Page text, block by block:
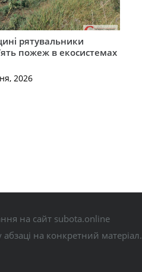
рятувальники
пожеж в екосистемах
2026
на сайт subota.online
на конкретний матеріал.